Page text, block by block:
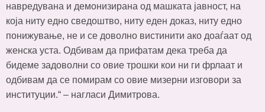
навредувана и демонизирана од машката јавност, на
која ниту едно сведоштво, ниту еден доказ, ниту едно
понижување, не и се доволно вистинити ако доаѓаат од
женска уста. Одбивам да прифатам дека треба да
бидеме задоволни со овие трошки кои ни ги фрлаат и
одбивам да се помирам со овие мизерни изговори за
институции.“ – нагласи Димитрова.